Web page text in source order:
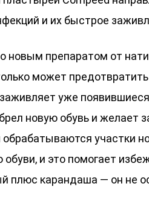
и их быстрое
новым препаратом от
может
уже
новую обувь и желает
участки
обуви, и это помогает
плюс карандаша — он не